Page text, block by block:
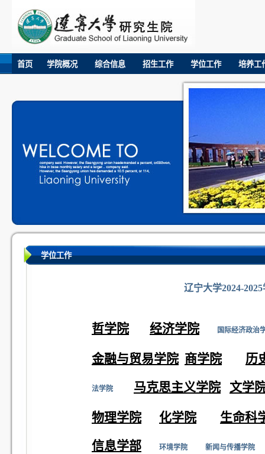
首页 学院概况 综合信息 招生工作 学位工作 培养工
学位工作
辽宁大学2024-
哲学院 经济学院 国际经济政治
金融与贸易学院 商学院 历
法学院 马克思主义学院 文学
物理学院 化学院
生命科
信息学部
环境学院 新闻与传播学院